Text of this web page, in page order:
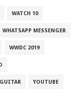
WATCH 10
WHATSAPP MESSENGER
WWDC 2019
YOUTUBE